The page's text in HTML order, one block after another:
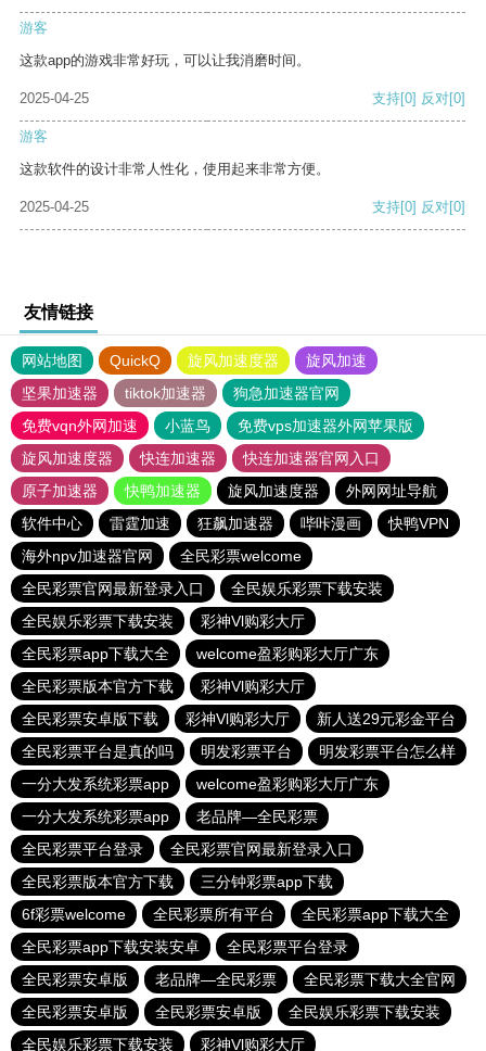
游客
这款app的游戏非常好玩，可以让我消磨时间。
2025-04-25 支持[0] 反对[0]
游客
这款软件的设计非常人性化，使用起来非常方便。
2025-04-25 支持[0] 反对[0]
友情链接
网站地图 QuickQ 旋风加速度器
旋风加速
坚果加速器
tiktok加速器
狗急加速器官网
免费vqn外网加速
小蓝鸟
免费vps加速器外网苹果版
旋风加速度器
快连加速器
快连加速器官网入口
原子加速器
快鸭加速器 旋风加速度器
外网网址导航
软件中心
雷霆加速 狂飙加速器 哔咔漫画
快鸭VPN
海外npv加速器官网
全民彩票welcome
全民彩票官网最新登录入口
全民娱乐彩票下载安装
全民娱乐彩票下载安装
彩神Vl购彩大厅
全民彩票app下载大全
welcome盈彩购彩大厅广东
全民彩票版本官方下载
彩神Vl购彩大厅
全民彩票安卓版下载
彩神Vl购彩大厅
新人送29元彩金平台
全民彩票平台是真的吗
明发彩票平台
明发彩票平台怎么样
一分大发系统彩票app
welcome盈彩购彩大厅广东
一分大发系统彩票app
老品牌—全民彩票
全民彩票平台登录
全民彩票官网最新登录入口
全民彩票版本官方下载
三分钟彩票app下载
6f彩票welcome
全民彩票所有平台
全民彩票app下载大全
全民彩票app下载安装安卓
全民彩票平台登录
全民彩票安卓版
老品牌—全民彩票
全民彩票下载大全官网
全民彩票安卓版
全民彩票安卓版
全民娱乐彩票下载安装
全民娱乐彩票下载安装
彩神Vl购彩大厅